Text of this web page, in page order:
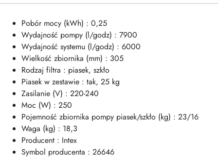
Pobór mocy (kWh) : 0,25
Wydajność pompy (l/godz) : 7900
Wydajność systemu (l/godz) : 6000
Wielkość zbiornika (mm) : 305
Rodzaj filtra : piasek, szkło
Piasek w zestawie : tak, 25 kg
Zasilanie (V) : 220-240
Moc (W) : 250
Pojemność zbiornika pompy piasek/szkło (kg) : 23/16
Waga (kg) : 18,3
Producent : Intex
Symbol producenta : 26646